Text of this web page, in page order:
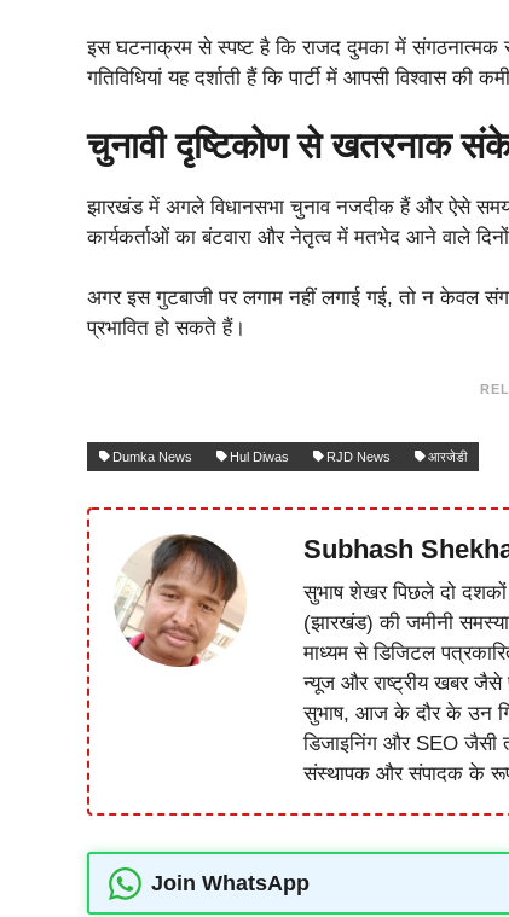
इस घटनाक्रम से स्पष्ट है कि राजद दुमका में
गतिविधियां यह दर्शाती हैं कि पार्टी में आपसी विश्वास की
चुनावी दृष्टिकोण से खतरनाक
झारखंड में अगले विधानसभा चुनाव नजदीक हैं और ऐसे
कार्यकर्ताओं का बंटवारा और नेतृत्व में मतभेद आने वाले
अगर इस गुटबाजी पर लगाम नहीं लगाई गई, तो न केवल
प्रभावित हो सकते हैं।
Dumka News Hul Diwas RJD News आरजेडी
Subhash
सुभाष शेखर पिछले दो
(झारखंड) की जमीनी
माध्यम से डिजिटल
न्यूज और राष्ट्रीय खबर जैसे
सुभाष, आज के दौर के उन
डिजाइनिंग और SEO जैसी
संस्थापक और संपादक के रूप
Join WhatsApp